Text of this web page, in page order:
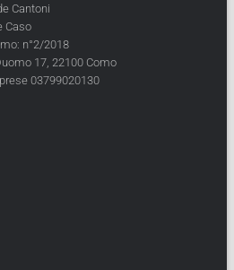
Cantoni
Caso
n°2/2018
17, 22100 Como
03799020130